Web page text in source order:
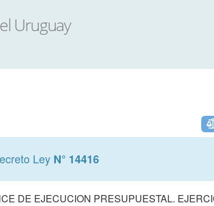
Ley N° 14416
DE EJECUCION PRESUPUESTAL.